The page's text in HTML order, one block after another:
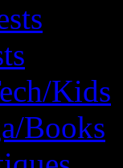
Kids
Books